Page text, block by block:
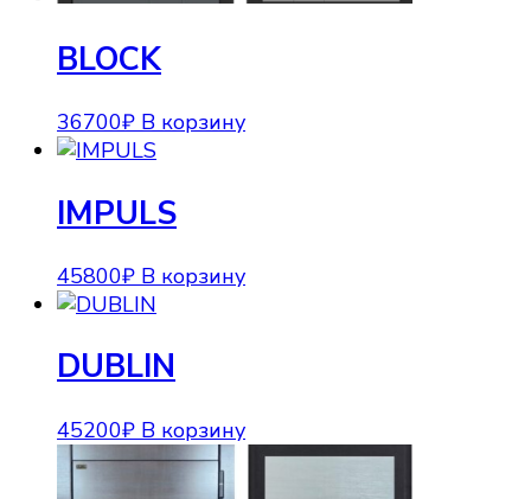
BLOCK
36700₽ В корзину
IMPULS
45800₽ В корзину
DUBLIN
45200₽ В корзину